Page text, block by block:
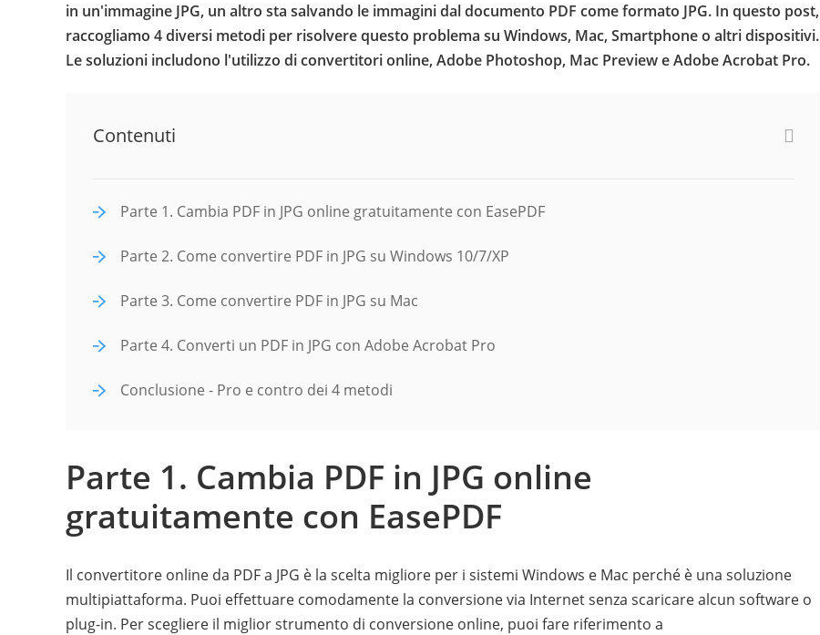
in un'immagine JPG, un altro sta salvando le immagini dal documento PDF come formato JPG. In questo post,
raccogliamo 4 diversi metodi per risolvere questo problema su Windows, Mac, Smartphone o altri dispositivi.
Le soluzioni includono l'utilizzo di convertitori online, Adobe Photoshop, Mac Preview e Adobe Acrobat Pro.
Contenuti
Parte 1. Cambia PDF in JPG online gratuitamente con EasePDF
Parte 2. Come convertire PDF in JPG su Windows 10/7/XP
Parte 3. Come convertire PDF in JPG su Mac
Parte 4. Converti un PDF in JPG con Adobe Acrobat Pro
Conclusione - Pro e contro dei 4 metodi
Parte 1. Cambia PDF in JPG online
gratuitamente con EasePDF
Il convertitore online da PDF a JPG è la scelta migliore per i sistemi Windows e Mac perché è una soluzione
multipiattaforma. Puoi effettuare comodamente la conversione via Internet senza scaricare alcun software o
plug-in. Per scegliere il miglior strumento di conversione online, puoi fare riferimento a